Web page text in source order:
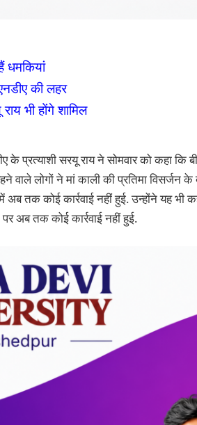
धमकियां
की लहर
भी होंगे शामिल
सरयू राय ने सोमवार को कहा कि
वाले लोगों ने मां काली की प्रतिमा विसर्जन के
में अब तक कोई कार्रवाई नहीं हुई. उन्होंने यह
अब तक कोई कार्रवाई नहीं हुई.